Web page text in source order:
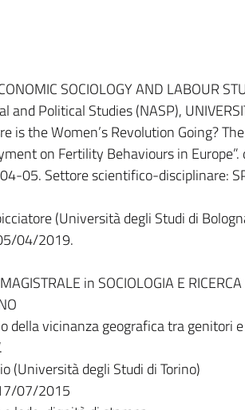
SOCIOLOGY AND LABOUR
and Political Studies (NASP),
is the Women’s Revolution Going?
on Fertility Behaviours in
05. Settore scientifico-disciplinare:
(Università degli Studi di
04/2019.
in SOCIOLOGIA E
della vicinanza geografica tra genitori
(Università degli Studi di Torino)
07/2015